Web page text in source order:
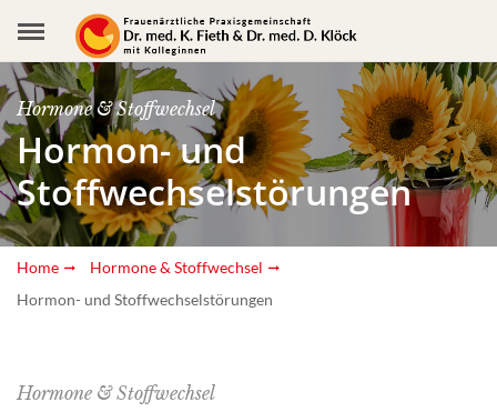
Hormone & Stoffwechsel
Hormon- und
Stoffwechselstörungen
Home
Hormone & Stoffwechsel
Hormon- und Stoffwechselstörungen
Hormone & Stoffwechsel